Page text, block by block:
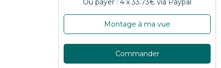
Montage à ma vue
Commander